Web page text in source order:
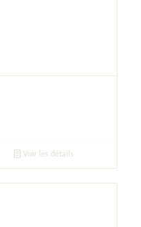
Voir les détails